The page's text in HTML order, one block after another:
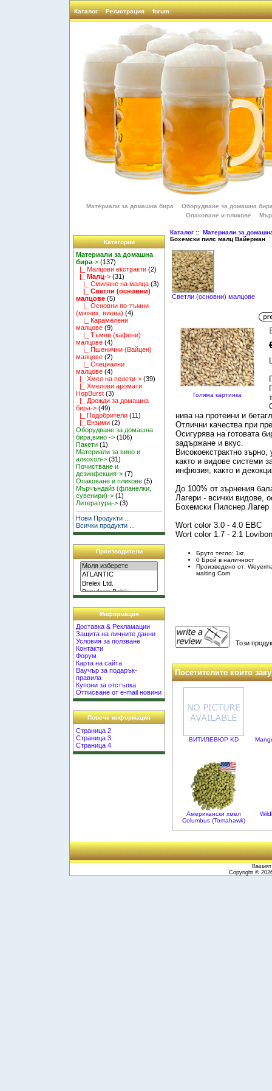
Каталог Регистрация forum
Материали за домашна бира
Оборудване за домашна
Опаковане и пликове
Категории
Материали за домашна
бира-> (137)
|_ Малцови екстракти (2)
|_ Малц-> (31)
|_ Смилане на малца (3)
|_ Светли (основни)
малцове (5)
|_ Основни по-тъмни
(мюних, виена) (4)
|_ Карамелени
малцове (9)
|_ Тъмни (кафени)
малцове (4)
|_ Пшенични (Вайцен)
малцове (2)
|_ Специални
малцове (4)
|_ Хмел на пелети-> (39)
|_ Хмелови аромати
HopBurst (3)
|_ Дрожди за домашна
бира-> (49)
|_ Подобрители (11)
|_ Ензими (2)
Оборудване за домашна
бира,вино -> (106)
Пакети (1)
Материали за вино и
алкохол-> (31)
Почистване и
дезинфекция-> (7)
Опаковане и пликове (5)
Мърчъндайз (фланелки,
сувенири)-> (1)
Литература-> (3)
Нови Продукти ...
Всички продукти ...
Производители
Информация
Доставка & Рекламации
Защита на личните данни
Условия за ползване
Контакти
Форум
Карта на сайта
Ваучър за подарък-
правила
Купони за отстъпка
Отписване от e-mail новини
Повече информация
Страница 2
Страница 3
Страница 4
Каталог:: Материали за
Бохемски пилс малц Вайерман
Светли (основни) малцове
Голяма картинка
нива на протеини и
Отлични качества при
Осигурява на готовата
задържане и вкус.
Високоекстрактно
както и видове системи
инфюзия, както и
До 100% от зърнения
Лагери - всички видове,
Бохемски Пилснер Лагер
Wort color 3.0 - 4.0 EBC
Wort color 1.7 - 2.1
Бруто тегло: 1кг.
0 Брой в наличност
Произведено от:
маlting Com
Този
Посетителите които
ВИТИЛЕВЮР KD
Американски хмел
Columbus (Tomahawk)
Copyright ©